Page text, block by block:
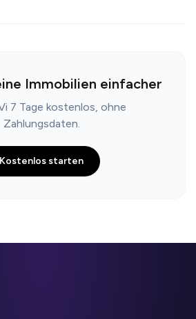
Immobilien einfacher
7 Tage kostenlos, ohne
Zahlungsdaten.
Kostenlos starten